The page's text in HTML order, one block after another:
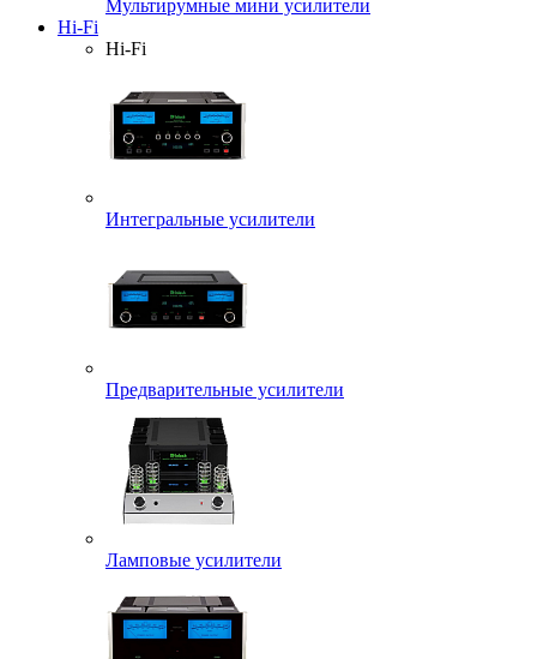
Мультирумные мини усилители
Hi-Fi
Hi-Fi
Интегральные усилители
Предварительные усилители
Ламповые усилители